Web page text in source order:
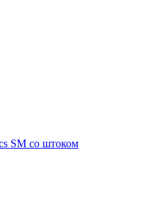
SM со штоком